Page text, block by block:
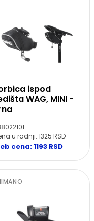
ispod
WAG, MINI -
u radnji: 1325 RSD
cena: 1193 RSD